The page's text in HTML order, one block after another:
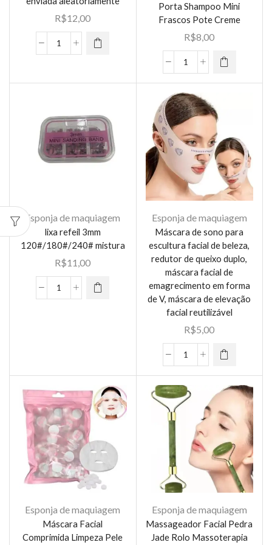
quantidade
R$12,00
Kit
Facial
Cor
enviada
aleatoriamente
Porta Shampoo Mini
Frascos Pote Creme
R$8,00
Kit
Para
Viagem
Bolsa
Porta
Shampoo
Mini
Frascos
Pote
Creme
quantidade
produto
tem várias
variantes.
As opções
podem ser
escolhidas
na página
do
produto
Esponja de maquiagem
lixa refeil 3mm
120#/180#/240# mistura
R$11,00
lixa
Esponja de maquiagem
Máscara de sono para
escultura facial de beleza,
redutor de queixo duplo,
máscara facial de
emagrecimento em forma
de V, máscara de elevação
facial reutilizável
R$5,00
Máscara
de
sono
para
escultura
facial
de
beleza,
redutor
de
queixo
duplo,
máscara
Esponja de maquiagem
Máscara Facial
Comprimida Limpeza Pele
Esponja de maquiagem
Massageador Facial Pedra
Jade Rolo Massoterapia